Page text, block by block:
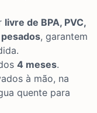
livre de BPA, PVC,
, garantem
4 meses.
à mão, na
quente para